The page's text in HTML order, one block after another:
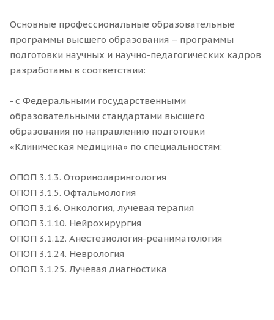
Основные профессиональные образовательные
программы высшего образования – программы
подготовки научных и научно-педагогических кадров
разработаны в соответствии:
- с Федеральными государственными
образовательными стандартами высшего
образования по направлению подготовки
«Клиническая медицина» по специальностям:
ОПОП 3.1.3. Оториноларингология
ОПОП 3.1.5. Офтальмология
ОПОП 3.1.6. Онкология, лучевая терапия
ОПОП 3.1.10. Нейрохирургия
ОПОП 3.1.12. Анестезиология-реаниматология
ОПОП 3.1.24. Неврология
ОПОП 3.1.25. Лучевая диагностика